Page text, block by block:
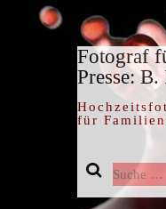
Fotograf
Presse:
für
Suche
nach: